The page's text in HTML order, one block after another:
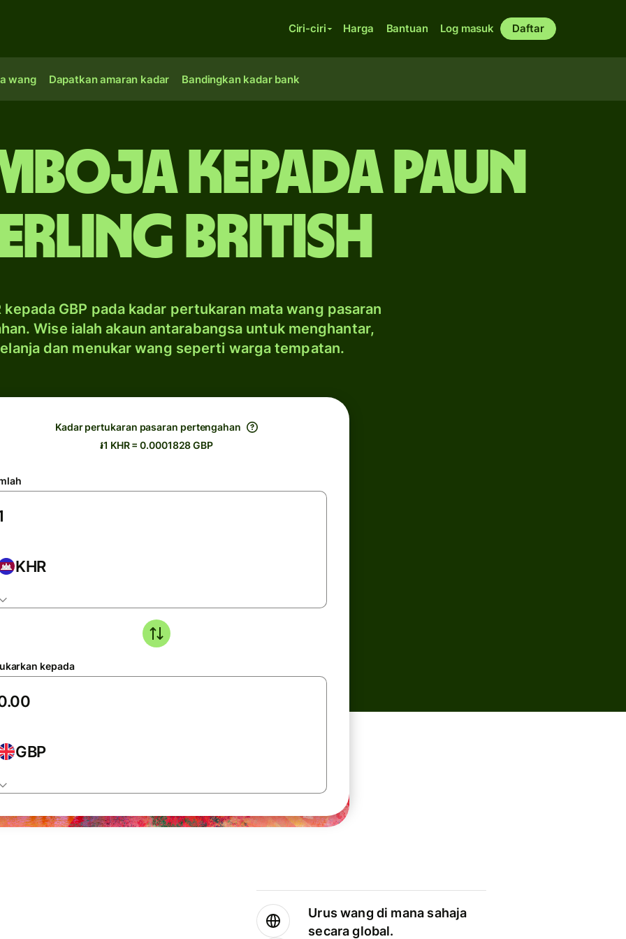
Ciri-ciri Harga Bantuan Log masuk Daftar
wang Dapatkan amaran kadar Bandingkan kadar bank
kepada paun
British
kepada GBP pada kadar pertukaran mata wang pasaran
Wise ialah akaun antarabangsa untuk menghantar,
dan menukar wang seperti warga tempatan.
Kadar pertukaran pasaran pertengahan
៛1 KHR = 0.0001828 GBP
KHR
kepada
GBP
Urus wang di mana sahaja
secara global.